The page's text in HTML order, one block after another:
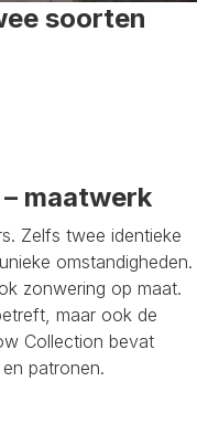
soorten
maatwerk
Zelfs twee identieke
omstandigheden.
zonwering op maat.
maar ook de
Collection bevat
patronen.